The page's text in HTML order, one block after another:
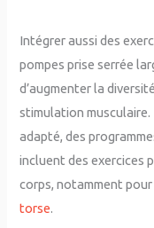
Intégrer aussi des
pompes prise serrée
d’augmenter la
stimulation
adapté, des
incluent des exercices
corps, notamment
torse.